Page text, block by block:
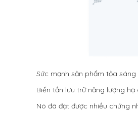
Sức mạnh sản phẩm tỏa sáng
Biến tần lưu trữ năng lượng hạ
Nó đã đạt được nhiều chứng